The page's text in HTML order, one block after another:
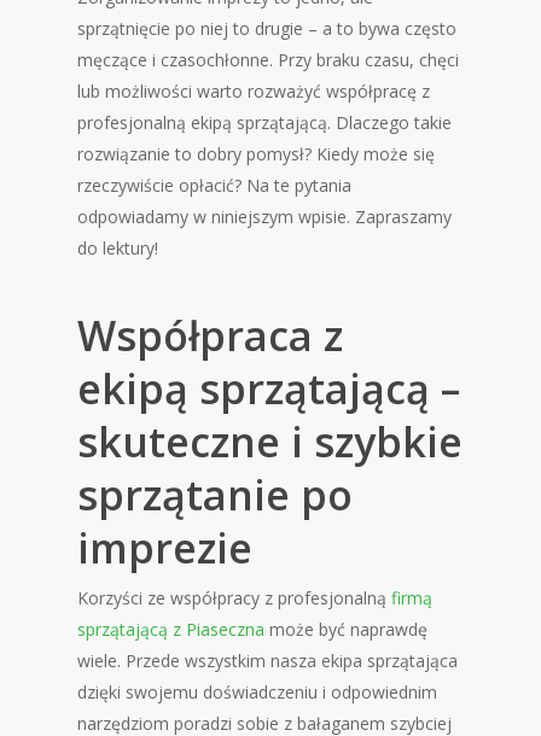
sprzątnięcie po niej to drugie – a to bywa często
męczące i czasochłonne. Przy braku czasu, chęci
lub możliwości warto rozważyć współpracę z
profesjonalną ekipą sprzątającą. Dlaczego takie
rozwiązanie to dobry pomysł? Kiedy może się
rzeczywiście opłacić? Na te pytania
odpowiadamy w niniejszym wpisie. Zapraszamy
do lektury!
Współpraca z
ekipą sprzątającą –
skuteczne i szybkie
sprzątanie po
imprezie
Korzyści ze współpracy z profesjonalną firmą
sprzątającą z Piaseczna może być naprawdę
wiele. Przede wszystkim nasza ekipa sprzątająca
dzięki swojemu doświadczeniu i odpowiednim
narzędziom poradzi sobie z bałaganem szybciej